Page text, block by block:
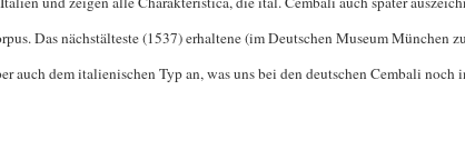
Das nächstälteste (1537) erhaltene (im Deutschen Museum München
dem italienischen Typ an, was uns bei den deutschen Cembali noch